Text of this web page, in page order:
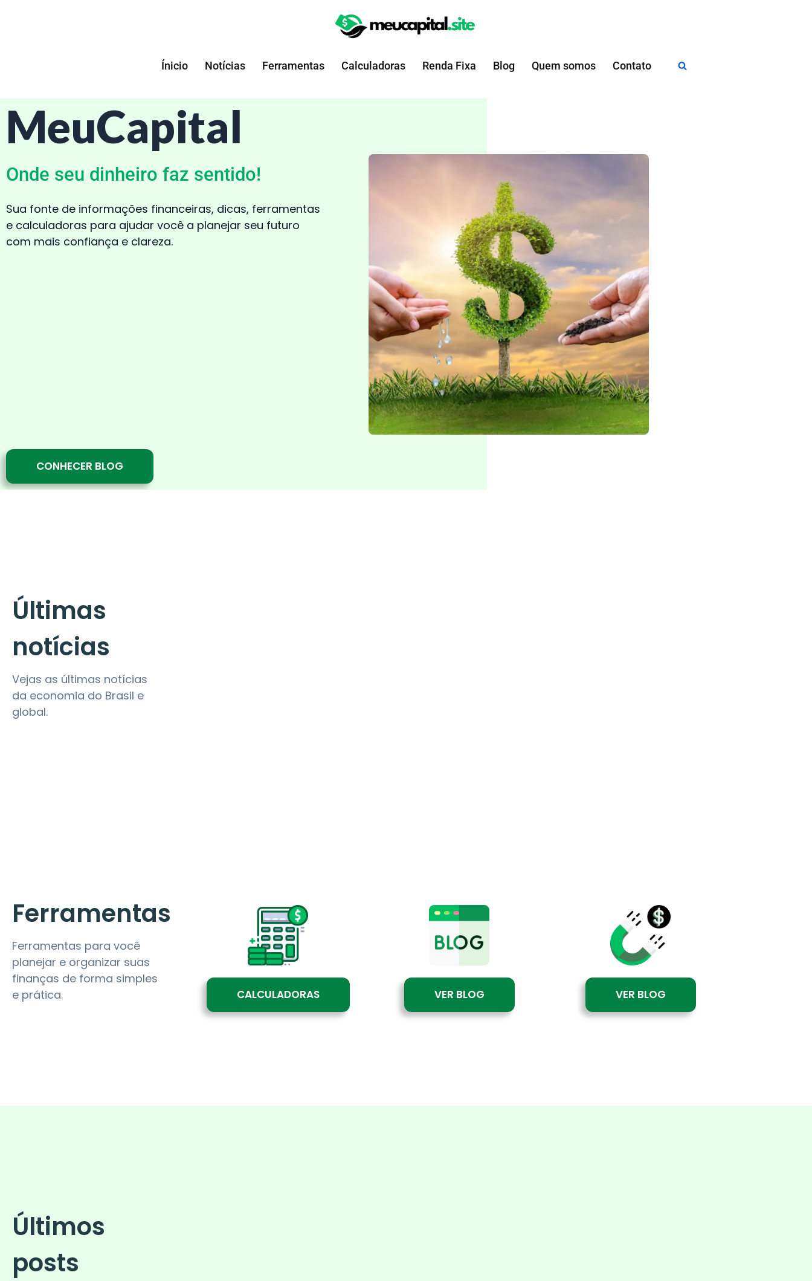
Ínicio Notícias Ferramentas Calculadoras Renda Fixa Blog Quem somos Contato
MeuCapital
Onde seu dinheiro faz sentido!
Sua fonte de informações financeiras, dicas, ferramentas
e calculadoras para ajudar você a planejar seu futuro
com mais confiança e clareza.
CONHECER BLOG
Últimas
notícias
Vejas as últimas notícias
da economia do Brasil e
global.
Ferramentas
Ferramentas para você
planejar e organizar suas
finanças de forma simples
e prática.
CALCULADORAS VER BLOG VER BLOG
Últimos
posts